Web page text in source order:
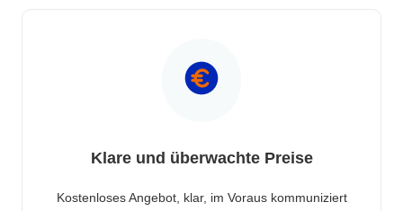
Klare und überwachte Preise
Kostenloses Angebot, klar, im Voraus kommuniziert